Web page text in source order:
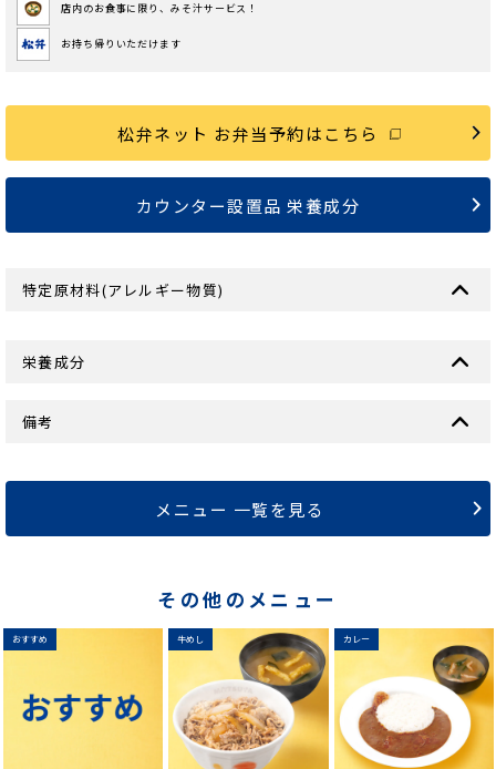
店内のお食事に限り、みそ汁サービス！
お持ち帰りいただけます
松弁ネット お弁当予約はこちら
カウンター設置品 栄養成分
特定原材料(アレルギー物質)
栄養成分
備考
メニュー 一覧を見る
その他のメニュー
おすすめ 牛めし カレー